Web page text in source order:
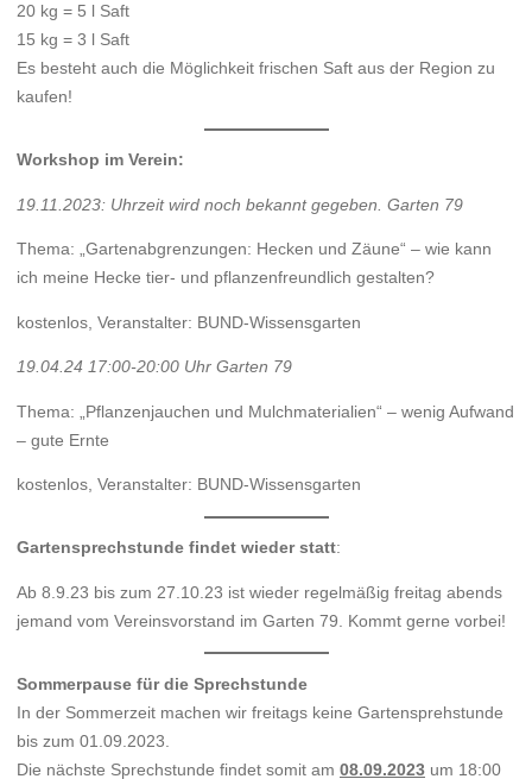
20 kg = 5 l Saft
15 kg = 3 l Saft
Es besteht auch die Möglichkeit frischen Saft aus der Region zu
kaufen!
Workshop im Verein:
19.11.2023: Uhrzeit wird noch bekannt gegeben. Garten 79
Thema: „Gartenabgrenzungen: Hecken und Zäune“ – wie kann
ich meine Hecke tier- und pflanzenfreundlich gestalten?
kostenlos, Veranstalter: BUND-Wissensgarten
19.04.24 17:00-20:00 Uhr Garten 79
Thema: „Pflanzenjauchen und Mulchmaterialien“ – wenig Aufwand
– gute Ernte
kostenlos, Veranstalter: BUND-Wissensgarten
Gartensprechstunde findet wieder statt:
Ab 8.9.23 bis zum 27.10.23 ist wieder regelmäßig freitag abends
jemand vom Vereinsvorstand im Garten 79. Kommt gerne vorbei!
Sommerpause für die Sprechstunde
In der Sommerzeit machen wir freitags keine Gartensprehstunde
bis zum 01.09.2023.
Die nächste Sprechstunde findet somit am 08.09.2023um 18:00